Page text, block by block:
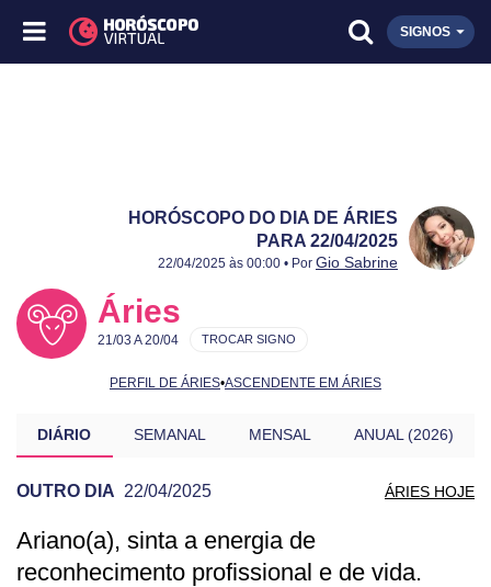
SIGNOS
HORÓSCOPO DO DIA DE ÁRIES
PARA 22/04/2025
Publicado:
22/04/2025
Atualizado:
22/04/2025
22/04/2025 às 00:00 • Por Gio Sabrine
Áries
21/03 A 20/04
PERFIL DE ÁRIES•ASCENDENTE EM ÁRIES
TROCAR SIGNO
DIÁRIO SEMANAL MENSAL ANUAL (2026)
OUTRO DIA 22/04/2025 ÁRIES HOJE
PREVISÃO DE ÁRIES PARA OUTRO DIA
Ariano(a), sinta a energia de
reconhecimento profissional e de vida.